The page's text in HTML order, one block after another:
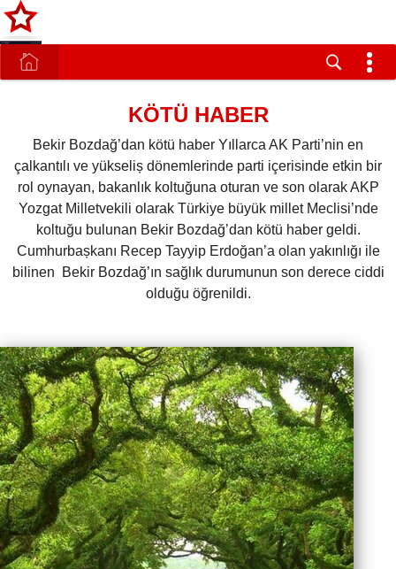
KÖTÜ HABER
Bekir Bozdağ’dan kötü haber Yıllarca AK Parti’nin en
çalkantılı ve yükseliș dönemlerinde parti içerisinde etkin bir
rol oynayan, bakanlık koltuğuna oturan ve son olarak AKP
Yozgat Milletvekili olarak Türkiye büyük millet Meclisi’nde
koltuğu bulunan Bekir Bozdağ’dan kötü haber geldi.
Cumhurbașkanı Recep Tayyip Erdoğan’a olan yakınlığı ile
bilinen Bekir Bozdağ’ın sağlık durumunun son derece ciddi
olduğu öğrenildi.